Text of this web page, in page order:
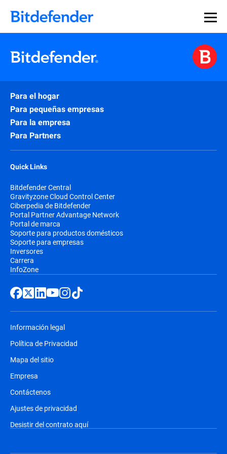
Para el hogar
Para pequeñas empresas
Para la empresa
Para Partners
Quick Links
Bitdefender Central
Gravityzone Cloud Control Center
Ciberpedia de Bitdefender
Portal Partner Advantage Network
Portal de marca
Soporte para productos domésticos
Soporte para empresas
Inversores
Carrera
InfoZone
Información legal
Política de Privacidad
Mapa del sitio
Empresa
Contáctenos
Ajustes de privacidad
Desistir del contrato aquí